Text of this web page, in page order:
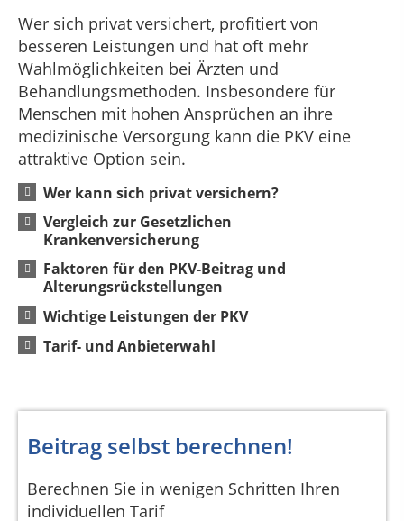
Wer sich privat versichert, profitiert von
besseren Leistungen und hat oft mehr
Wahlmöglichkeiten bei Ärzten und
Behandlungsmethoden. Insbesondere für
Menschen mit hohen Ansprüchen an ihre
medizinische Versorgung kann die PKV eine
attraktive Option sein.
Wer kann sich privat versichern?
Vergleich zur Gesetzlichen
Krankenversicherung
Faktoren für den PKV-Beitrag und
Alterungsrückstellungen
Wichtige Leistungen der PKV
Tarif- und Anbieterwahl
Beitrag selbst berechnen!
Berechnen Sie in wenigen Schritten Ihren
individuellen Tarif